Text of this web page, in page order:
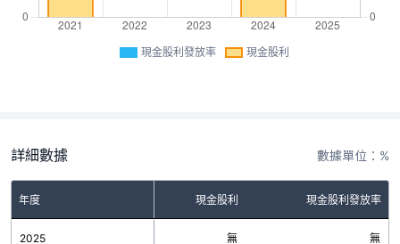
現金股利發放率 現金股利
詳細數據 數據單位：%
年度 現金股利 現金股利發放率
2025 無 無